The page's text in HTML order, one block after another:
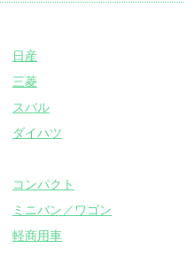
日産
三菱
スバル
ダイハツ
コンパクト
ミニバン／ワゴン
軽商用車